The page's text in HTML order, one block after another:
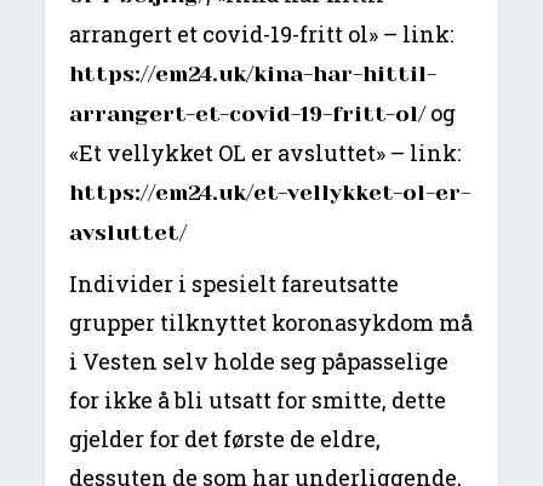
arrangert et covid-19-fritt ol» – link:
https://em24.uk/kina-har-hittil-
arrangert-et-covid-19-fritt-ol/og
«Et vellykket OL er avsluttet» – link:
https://em24.uk/et-vellykket-ol-er-
avsluttet/
Individer i spesielt fareutsatte
grupper tilknyttet koronasykdom må
i Vesten selv holde seg påpasselige
for ikke å bli utsatt for smitte, dette
gjelder for det første de eldre,
dessuten de som har underliggende,